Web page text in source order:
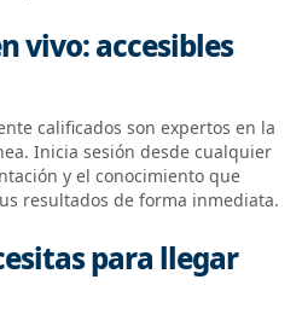
vivo: accesibles
calificados son expertos en la
Inicia sesión desde cualquier
y el conocimiento que
resultados de forma inmediata.
para llegar